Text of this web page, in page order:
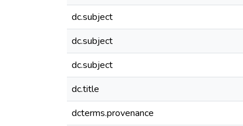
dc.subject
dc.subject
dc.subject
dc.title
dcterms.provenance